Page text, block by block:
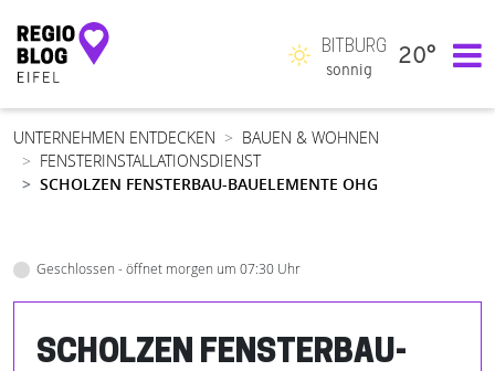
Hauptnavigation
BITBURG
sonnig
20°
UNTERNEHMEN ENTDECKEN
BAUEN & WOHNEN
FENSTERINSTALLATIONSDIENST
SCHOLZEN FENSTERBAU-BAUELEMENTE OHG
Geschlossen - öffnet morgen um 07:30 Uhr
SCHOLZEN FENSTERBAU-